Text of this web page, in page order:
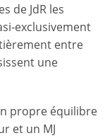
de JdR les
exclusivement
entre
une
propre équilibre
et un MJ